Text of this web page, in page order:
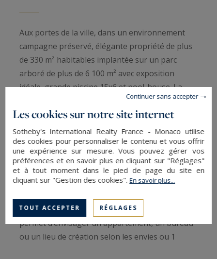
Aux portes de la ville, dans un environnement
campagne préservé, élégante propriété de plus
de 330 m² habitables implantée sur un parc
arboré de plus de 6 100 m² avec exposition
idéale, grande piscine 15x6 et pool-house. La
maison offre de généreux volumes baignés de
lumière avec un vaste salon avec cheminée, une
cuisine indépendante accompagnée de sa salle à
manger, 5 chambres, 1 bureau, 2 salles d’eau et
1 salle de bains viennent parfaire une
distribution fluide.
En rez de jardin, dédié au bien-être, un espace
indépendant d’environ 80 m² avec accès privatif
permet d’envisager un appartement, un bureau
ou un lieu de création selon les envies ou 1
Les cookies sur notre site internet
Sotheby's International Realty France - Monaco utilise
des cookies pour personnaliser le contenu et vous offrir
une expérience sur mesure. Vous pouvez gérer vos
préférences et en savoir plus en cliquant sur "Réglages"
et à tout moment dans le pied de page du site en
cliquant sur "Gestion des cookies".En savoir plus...
TOUT ACCEPTER RÉGLAGES
Continuer sans accepter